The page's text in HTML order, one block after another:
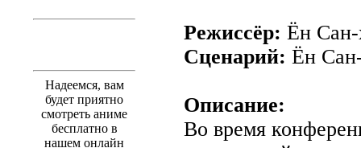
Надеемся, вам
будет приятно
смотреть аниме
бесплатно в
нашем онлайн
Режиссёр: Ён Сан-
Сценарий: Ён
Описание:
Во время